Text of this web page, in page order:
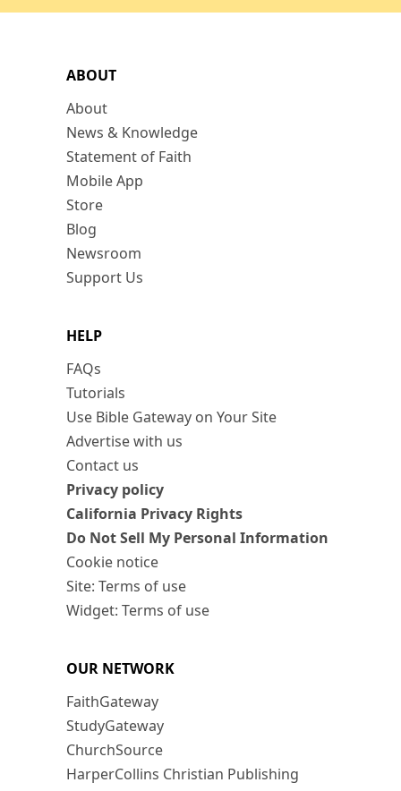
ABOUT
About
News & Knowledge
Statement of Faith
Mobile App
Store
Blog
Newsroom
Support Us
HELP
FAQs
Tutorials
Use Bible Gateway on Your Site
Advertise with us
Contact us
Privacy policy
California Privacy Rights
Do Not Sell My Personal Information
Cookie notice
Site: Terms of use
Widget: Terms of use
OUR NETWORK
FaithGateway
StudyGateway
ChurchSource
HarperCollins Christian Publishing